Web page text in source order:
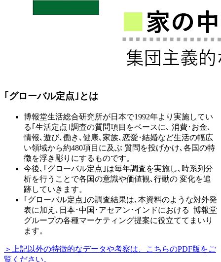
｢グローバル定点｣とは
博報堂生活総合研究所が日本で1992年より実施してい
る｢生活定点｣調査の質問項目をベースに､ 消費･お金､
情報､遊び､働き､健康､家族､恋愛･結婚など生活の幅広
い領域から約480項目に及ぶ 質問を投げかけ､各国の特
徴を浮き彫りにするものです。
今後､｢グローバル定点｣は毎年調査を実施し､時系列分
析を行うことで各国の意識や価値観､行動の 変化を追
跡していきます。
｢グローバル定点｣の調査結果は､本資料のような対外発
表に加え､日本･中国･アセアン･インドにおける 博報堂
グループの各種マーケティング提案に役立ててまいり
ます。
＞上記以外の特徴的なデータや考察は、こちらのPDF版をご
覧ください。